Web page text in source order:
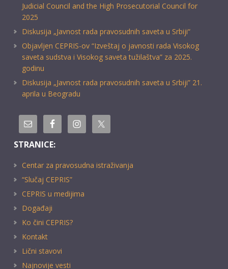
Judicial Council and the High Prosecutorial Council for
2025
Diskusija „Javnost rada pravosudnih saveta u Srbiji“
Objavljen CEPRIS-ov “Izveštaj o javnosti rada Visokog
saveta sudstva i Visokog saveta tužilaštva” za 2025.
godinu
Diskusija „Javnost rada pravosudnih saveta u Srbiji” 21.
aprila u Beogradu
STRANICE:
Centar za pravosudna istraživanja
“Slučaj CEPRIS”
CEPRIS u medijima
Događaji
Ko čini CEPRIS?
Kontakt
Lični stavovi
Najnovije vesti